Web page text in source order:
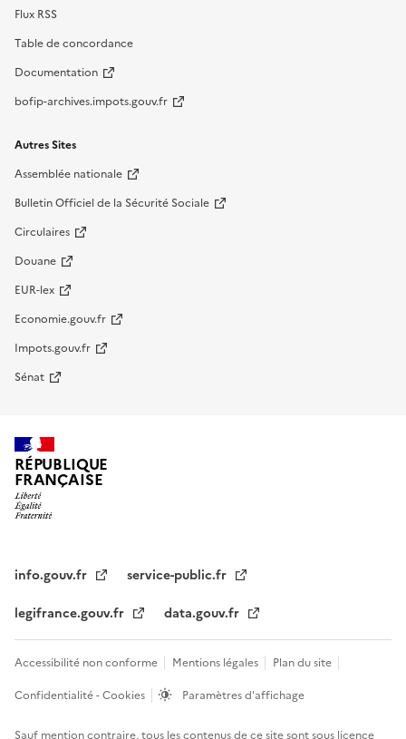
Flux RSS
Table de concordance
Documentation
bofip-archives.impots.gouv.fr
Autres Sites
Assemblée nationale
Bulletin Officiel de la Sécurité Sociale
Circulaires
Douane
EUR-lex
Economie.gouv.fr
Impots.gouv.fr
Sénat
RÉPUBLIQUE
FRANÇAISE
info.gouv.fr
service-public.fr
legifrance.gouv.fr
data.gouv.fr
Accessibilité non conforme Mentions légales
Plan du site
Confidentialité - Cookies
Paramètres d'affichage
Sauf mention contraire, tous les contenus de ce site sont sous licence